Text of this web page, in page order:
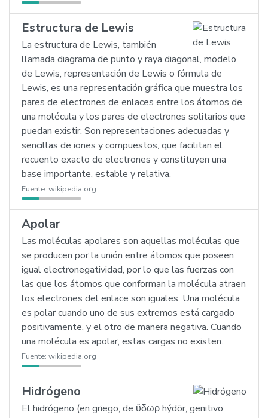
Estructura de Lewis
La estructura de Lewis, también
llamada diagrama de punto y raya diagonal, modelo
de Lewis, representación de Lewis o fórmula de
Lewis, es una representación gráfica que muestra los
pares de electrones de enlaces entre los átomos de
una molécula y los pares de electrones solitarios que
puedan existir. Son representaciones adecuadas y
sencillas de iones y compuestos, que facilitan el
recuento exacto de electrones y constituyen una
base importante, estable y relativa.
Fuente: wikipedia.org
Apolar
Las moléculas apolares son aquellas moléculas que
se producen por la unión entre átomos que poseen
igual electronegatividad, por lo que las fuerzas con
las que los átomos que conforman la molécula atraen
los electrones del enlace son iguales. Una molécula
es polar cuando uno de sus extremos está cargado
positivamente, y el otro de manera negativa. Cuando
una molécula es apolar, estas cargas no existen.
Fuente: wikipedia.org
Hidrógeno
El hidrógeno (en griego, de ὕδωρ hýdōr, genitivo